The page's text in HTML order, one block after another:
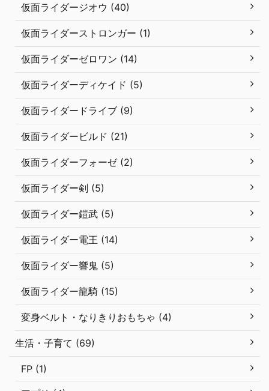
仮面ライダージオウ (40)
仮面ライダーストロンガー (1)
仮面ライダーゼロワン (14)
仮面ライダーディケイド (5)
仮面ライダードライブ (9)
仮面ライダービルド (21)
仮面ライダーフォーゼ (2)
仮面ライダー剣 (5)
仮面ライダー鎧武 (5)
仮面ライダー電王 (14)
仮面ライダー響鬼 (5)
仮面ライダー龍騎 (15)
変身ベルト・なりきりおもちゃ (4)
生活・子育て (69)
FP (1)